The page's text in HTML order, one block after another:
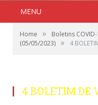
MENU
Home » Boletins
(05/05/2023) » 4
4 BOLETIM DE